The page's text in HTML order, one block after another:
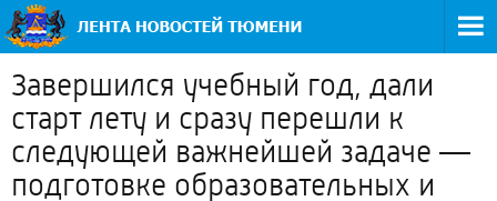
Завершился учебный год, дали
старт лету и сразу перешли к
следующей важнейшей задаче —
подготовке образовательных и